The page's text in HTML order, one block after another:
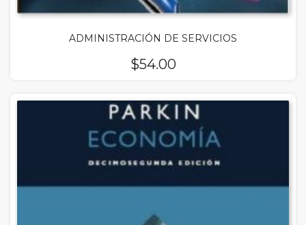
ADMINISTRACIÓN DE SERVICIOS
$54.00